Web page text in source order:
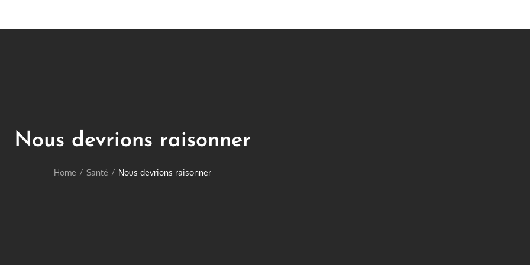
Nous devrions raisonner
Home Santé Nous devrions raisonner